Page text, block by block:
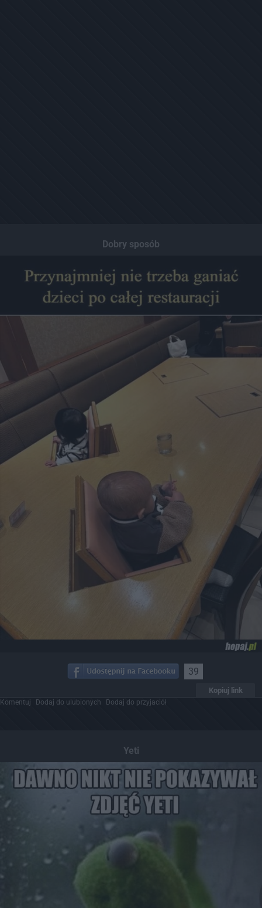
Dobry sposób
39
Kopiuj link
Komentuj Dodaj do ulubionych Dodaj do przyjaciół
Yeti